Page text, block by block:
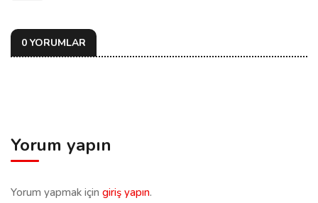
0 YORUMLAR
Yorum yapın
Yorum yapmak için giriş yapın.